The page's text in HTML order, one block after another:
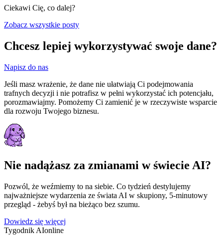
Ciekawi Cię, co dalej?
Zobacz wszystkie posty
Chcesz lepiej wykorzystywać swoje dane?
Napisz do nas
Jeśli masz wrażenie, że dane nie ułatwiają Ci podejmowania
trafnych decyzji i nie potrafisz w pełni wykorzystać ich potencjału,
porozmawiajmy. Pomożemy Ci zamienić je w rzeczywiste wsparcie
dla rozwoju Twojego biznesu.
Nie nadążasz za zmianami w świecie AI?
Pozwól, że weźmiemy to na siebie. Co tydzień destylujemy
najważniejsze wydarzenia ze świata AI w skupiony, 5-minutowy
przegląd - żebyś był na bieżąco bez szumu.
Dowiedz się więcej
Tygodnik AIonline